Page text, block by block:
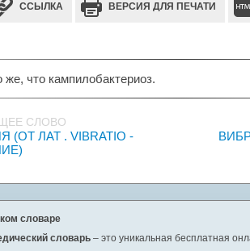
ССЫЛКА ВЕРСИЯ ДЛЯ ПЕЧАТИ
что кампилобактериоз.
СЛОВО
(ОТ ЛАТ . VIBRATIO -
словаре
словарь – это уникальная бесплатная